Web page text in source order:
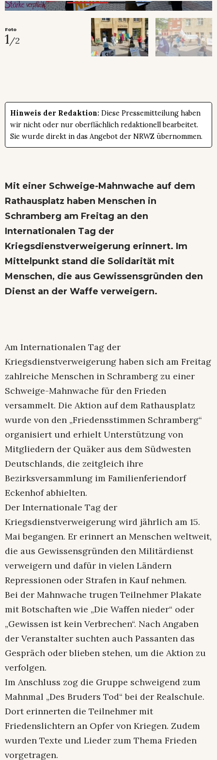
Foto
1/2
Hinweis der Redaktion: Diese Pressemitteilung haben
wir nicht oder nur oberflächlich redaktionell bearbeitet.
Sie wurde direkt in das Angebot der NRWZ übernommen.
Mit einer Schweige-Mahnwache auf dem
Rathausplatz haben Menschen in
Schramberg am Freitag an den
Internationalen Tag der
Kriegsdienstverweigerung erinnert. Im
Mittelpunkt stand die Solidarität mit
Menschen, die aus Gewissensgründen den
Dienst an der Waffe verweigern.
Am Internationalen Tag der
Kriegsdienstverweigerung haben sich am Freitag
zahlreiche Menschen in Schramberg zu einer
Schweige-Mahnwache für den Frieden
versammelt. Die Aktion auf dem Rathausplatz
wurde von den „Friedensstimmen Schramberg“
organisiert und erhielt Unterstützung von
Mitgliedern der Quäker aus dem Südwesten
Deutschlands, die zeitgleich ihre
Bezirksversammlung im Familienferiendorf
Eckenhof abhielten.
Der Internationale Tag der
Kriegsdienstverweigerung wird jährlich am 15.
Mai begangen. Er erinnert an Menschen weltweit,
die aus Gewissensgründen den Militärdienst
verweigern und dafür in vielen Ländern
Repressionen oder Strafen in Kauf nehmen.
Bei der Mahnwache trugen Teilnehmer Plakate
mit Botschaften wie „Die Waffen nieder“ oder
„Gewissen ist kein Verbrechen“. Nach Angaben
der Veranstalter suchten auch Passanten das
Gespräch oder blieben stehen, um die Aktion zu
verfolgen.
Im Anschluss zog die Gruppe schweigend zum
Mahnmal „Des Bruders Tod“ bei der Realschule.
Dort erinnerten die Teilnehmer mit
Friedenslichtern an Opfer von Kriegen. Zudem
wurden Texte und Lieder zum Thema Frieden
vorgetragen.